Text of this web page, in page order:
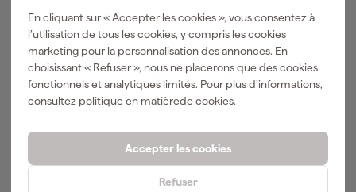
En cliquant sur « Accepter les cookies », vous consentez à
l’utilisation de tous les cookies, y compris les cookies
marketing pour la personnalisation des annonces. En
choisissant « Refuser », nous ne placerons que des cookies
fonctionnels et analytiques limités. Pour plus d’informations,
consultez politique en matièrede cookies.
Accepter les cookies
Refuser
Outils pneumatiques
EPI et vêtements de travail
Outils de mesure
Outil sans-fil
Outils de jardinage
Fixami